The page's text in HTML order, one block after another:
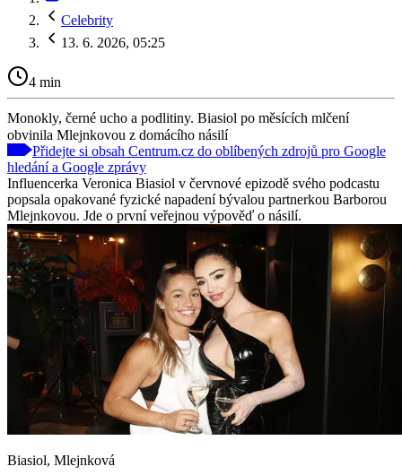
Celebrity
13. 6. 2026, 05:25
4 min
Monokly, černé ucho a podlitiny. Biasiol po měsících mlčení
obvinila Mlejnkovou z domácího násilí
Přidejte si obsah Centrum.cz do oblíbených zdrojů pro Google
hledání a Google zprávy
Influencerka Veronica Biasiol v červnové epizodě svého podcastu
popsala opakované fyzické napadení bývalou partnerkou Barborou
Mlejnkovou. Jde o první veřejnou výpověď o násilí.
Biasiol, Mlejnková